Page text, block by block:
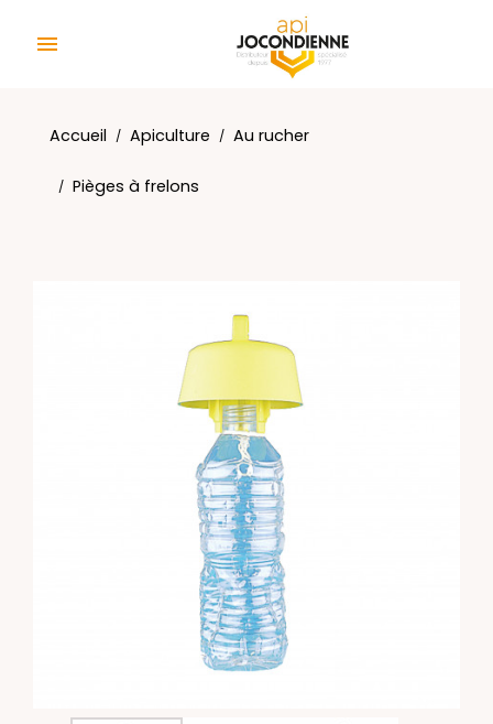

Accueil Apiculture Au rucher
Pièges à frelons